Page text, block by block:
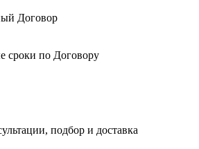
Договор
сроки по Договору
подбор и доставка